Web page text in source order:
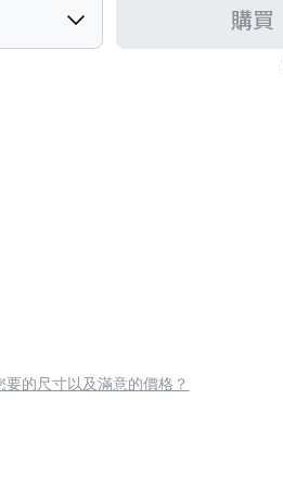
購買
要的尺寸以及滿意的價格？